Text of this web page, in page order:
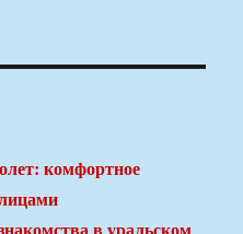
комфортное
в уральском